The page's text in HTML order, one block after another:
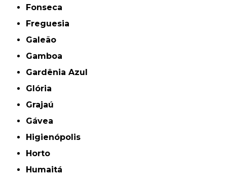
Fonseca
Freguesia
Galeão
Gamboa
Gardênia Azul
Glória
Grajaú
Gávea
Higienópolis
Horto
Humaitá